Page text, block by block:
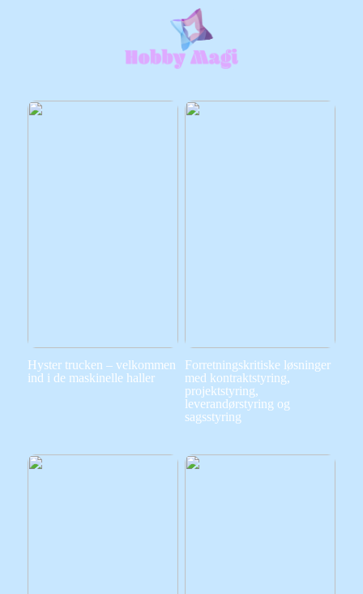
Hyster trucken – velkommen
ind i de maskinelle haller
Forretningskritiske løsninger
med kontraktstyring,
projektstyring,
leverandørstyring og
sagsstyring